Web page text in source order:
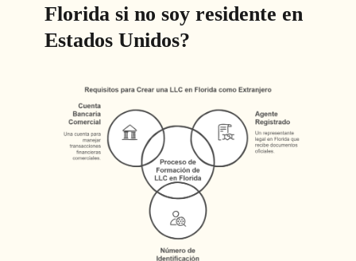
Florida si no soy residente en
Estados Unidos?